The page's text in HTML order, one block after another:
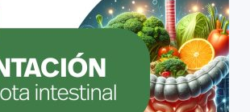
directed (CLL/SLL). TRANSCEND
maraleucel (Liso-Cel)